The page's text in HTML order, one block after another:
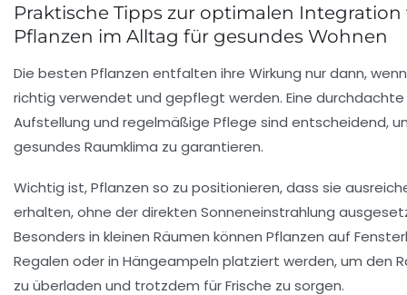
Praktische Tipps zur optimalen Integration
Pflanzen im Alltag für gesundes Wohnen
Die besten Pflanzen entfalten ihre Wirkung nur dann,
richtig verwendet und gepflegt werden. Eine durchdachte
Aufstellung und regelmäßige Pflege sind entscheidend,
gesundes Raumklima zu garantieren.
Wichtig ist, Pflanzen so zu positionieren, dass sie
erhalten, ohne der direkten Sonneneinstrahlung
Besonders in kleinen Räumen können Pflanzen auf
Regalen oder in Hängeampeln platziert werden, um den
zu überladen und trotzdem für Frische zu sorgen.